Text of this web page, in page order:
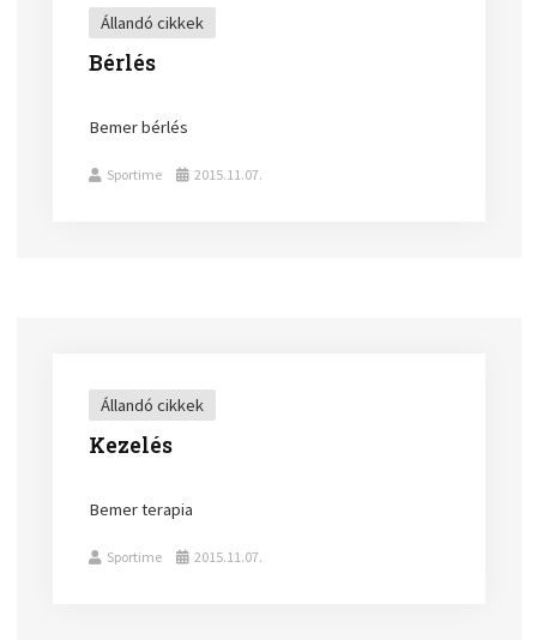
Állandó cikkek
Bérlés
Bemer bérlés
Sportime 2015.11.07.
Állandó cikkek
Kezelés
Bemer terapia
Sportime 2015.11.07.